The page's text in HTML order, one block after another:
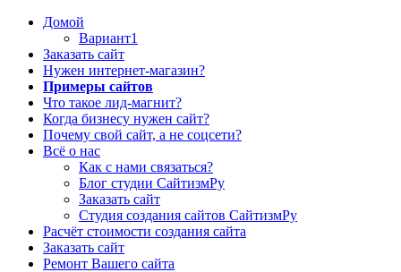
Домой
Вариант1
Заказать сайт
Нужен интернет-магазин?
Примеры сайтов
Что такое лид-магнит?
Когда бизнесу нужен сайт?
Почему свой сайт, а не соцсети?
Всё о нас
Как с нами связаться?
Блог студии СайтизмРу
Заказать сайт
Студия создания сайтов СайтизмРу
Расчёт стоимости создания сайта
Заказать сайт
Ремонт Вашего сайта